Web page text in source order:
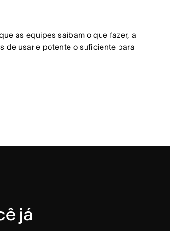
as equipes saibam o que fazer, a
de usar e potente o suficiente para
já